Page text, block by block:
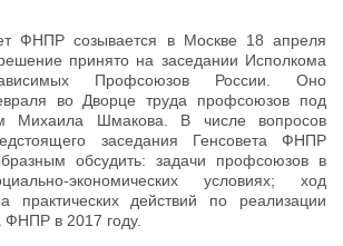
ФНПР созывается в Москве 18 апреля
принято на заседании Исполкома
Профсоюзов России. Оно
во Дворце труда профсоюзов под
Михаила Шмакова. В числе вопросов
заседания Генсовета ФНПР
обсудить: задачи профсоюзов в
экономических условиях; ход
практических действий по реализации
в 2017 году.